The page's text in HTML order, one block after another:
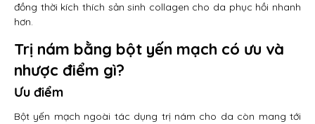
đồng thời kích thích sản sinh collagen cho da phục hồi nhanh
hơn.
Trị nám bằng bột yến mạch có ưu và
nhược điểm gì?
Ưu điểm
Bột yến mạch ngoài tác dụng trị nám cho da còn mang tới